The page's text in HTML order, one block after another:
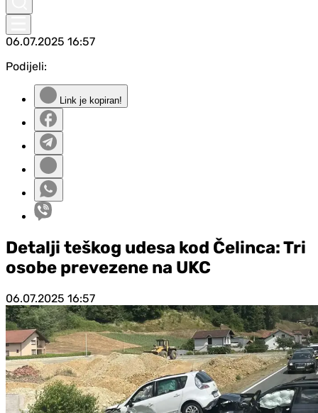
06.07.2025 16:57
Podijeli:
Link je kopiran!
Detalji teškog udesa kod Čelinca: Tri
osobe prevezene na UKC
06.07.2025 16:57